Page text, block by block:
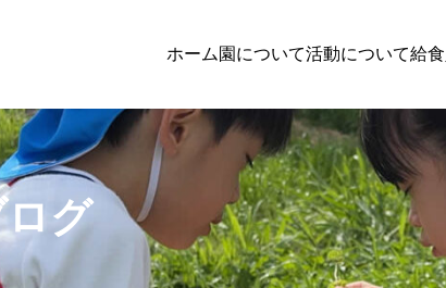
ホーム 園について活動について給食
向けの方へのお知らせ
子育て支援
グ